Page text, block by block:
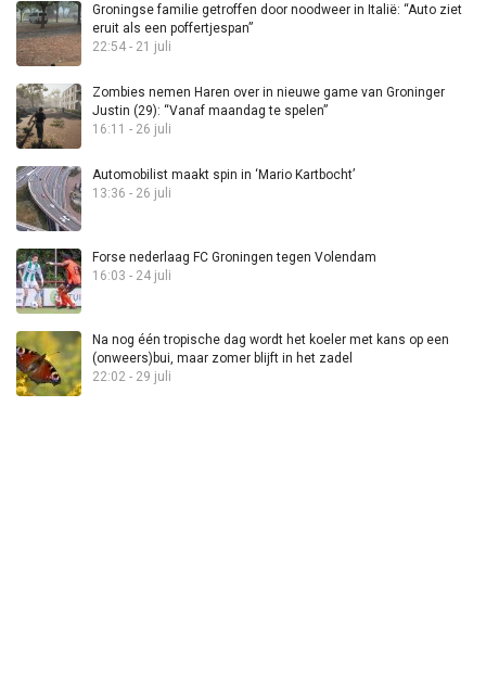
Groningse familie getroffen door noodweer in Italië: “Auto ziet
eruit als een poffertjespan”
22:54 - 21 juli
Zombies nemen Haren over in nieuwe game van Groninger
Justin (29): “Vanaf maandag te spelen”
16:11 - 26 juli
Automobilist maakt spin in ‘Mario Kartbocht’
13:36 - 26 juli
Forse nederlaag FC Groningen tegen Volendam
16:03 - 24 juli
Na nog één tropische dag wordt het koeler met kans op een
(onweers)bui, maar zomer blijft in het zadel
22:02 - 29 juli